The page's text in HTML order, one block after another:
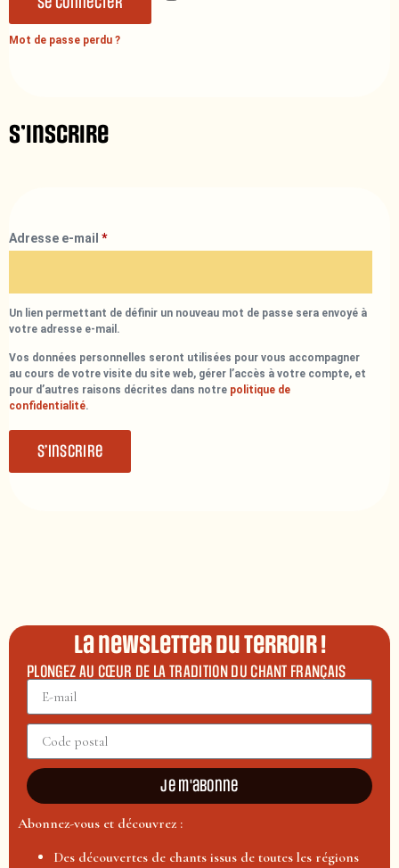
Mot de passe perdu ?
S’inscrire
Adresse e-mail *
Un lien permettant de définir un nouveau mot de passe sera envoyé à
votre adresse e-mail.
Vos données personnelles seront utilisées pour vous accompagner
au cours de votre visite du site web, gérer l’accès à votre compte, et
pour d’autres raisons décrites dans notre politique de
confidentialité.
S’inscrire
La newsletter du terroir !
PLONGEZ AU CŒUR DE LA TRADITION DU CHANT FRANÇAIS
Je m'abonne
Abonnez-vous et découvrez :
Des découvertes de chants issus de toutes les régions